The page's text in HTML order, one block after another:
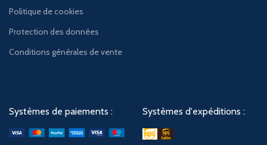
Politique de cookies
Protection des données
Conditions générales de vente
Systèmes de paiements : Systèmes d'expéditions :